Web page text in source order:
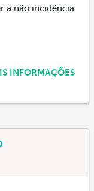
a não incidência
INFORMAÇÕES